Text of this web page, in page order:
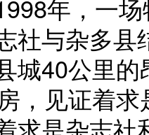
年，一场
社与杂多
40公里的
，见证着